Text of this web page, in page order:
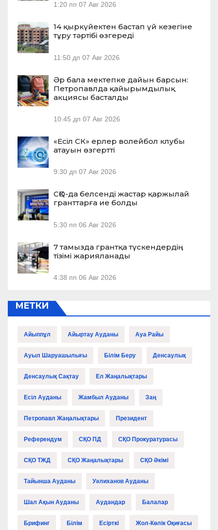
1:20 пп 07 Авг 2026
14 қыркүйектен бастап үй кезегіне
тұру тәртібі өзгереді
11:50 дп 07 Авг 2026
Әр бала мектепке дайын барсын:
Петропавлда қайырымдылық
акциясы басталды
10:45 дп 07 Авг 2026
«Есіл СК» ерлер волейбол клубы
атауын өзгертті
9:30 дп 07 Авг 2026
СҚО-да белсенді жастар қаржылай
гранттарға ие болды
5:30 пп 06 Авг 2026
7 тамызда грантқа түскендердің
тізімі жарияланады
4:38 пп 06 Авг 2026
МЕТКИ
Айыппұл Айыртау Ауданы Ауа Райы
Ауыл Шаруашылығы Білім Беру Денсаулық
Денсаулық Сақтау Ел Жаңалықтары
Есіл Ауданы Жамбыл Ауданы Заң
Петропавл Жаңалықтары Президент
Референдум СҚО ПД СҚО Прокуратурасы
СҚО ТЖД СҚО Жаңалықтары СҚО Әкімі
Тайынша Ауданы Уәлиханов Ауданы
Шал Ақын Ауданы Аудандар Балалар
Брифинг Білім Есірткі Жол-Көлік Оқиғасы